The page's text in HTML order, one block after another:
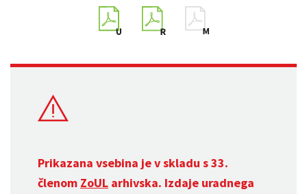
Prikazana vsebina je v skladu s 33.
členom ZoUL arhivska. Izdaje uradnega